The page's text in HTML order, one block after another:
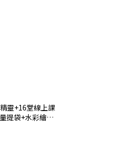
靈+16堂線上課
提袋+水彩繪本
x2(限單次入園)